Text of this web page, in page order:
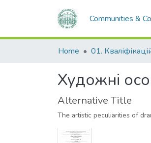
Communities &
Home
Художні
Alternative Title
The artistic peculiarities of